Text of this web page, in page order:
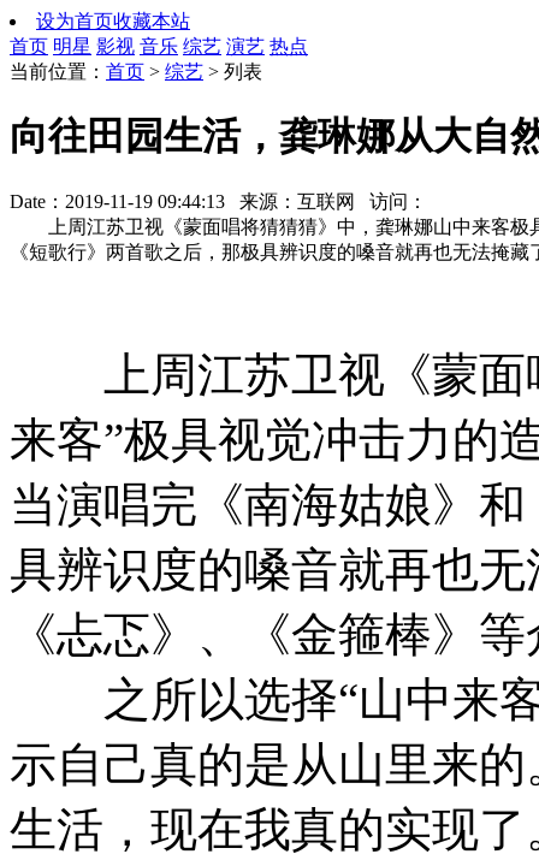
设为首页收藏本站
首页 明星 影视 音乐 综艺 演艺 热点
当前位置： 首页 > 综艺 > 列表
向往田园生活，龚琳娜从大自
Date：2019-11-19 09:44:13 来源：互联网 访问：
上周江苏卫视《蒙面唱将猜猜猜》中，龚琳娜山中来客极
《短歌行》两首歌之后，那极具辨识度的嗓音就再也无法掩
上周江苏卫视《蒙面
来客”极具视觉冲击力的
当演唱完《南海姑娘》
具辨识度的嗓音就再也
《忐忑》、《金箍棒》
之所以选择“山中来客
示自己真的是从山里来
生活，现在我真的实现